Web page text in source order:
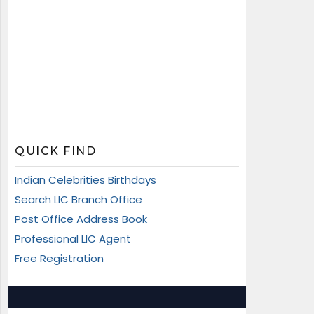
QUICK FIND
Indian Celebrities Birthdays
Search LIC Branch Office
Post Office Address Book
Professional LIC Agent
Free Registration